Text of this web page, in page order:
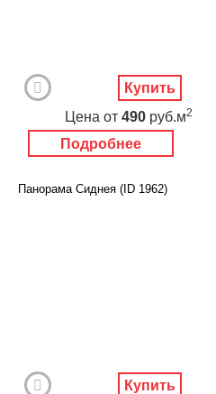
Подробнее
Цена от 490 руб.м2
Купить
Панорама Сиднея (ID 1962)
Купить